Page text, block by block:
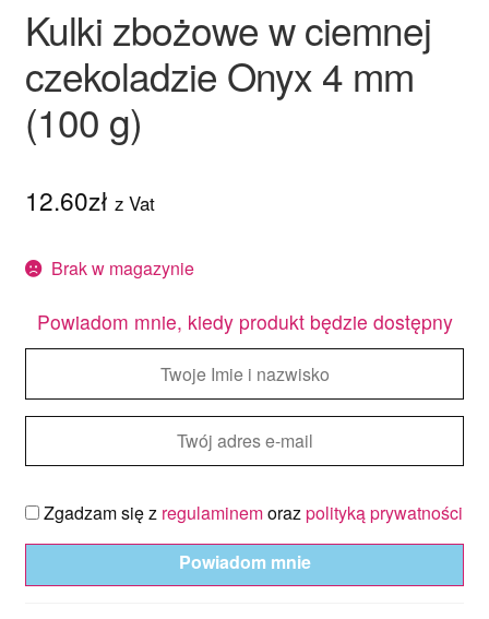
Kulki zbożowe w ciemnej
czekoladzie Onyx 4 mm
(100 g)
12.60zł z Vat
Brak w magazynie
Powiadom mnie, kiedy produkt będzie dostępny
Zgadzam się z regulaminemorazpolityką prywatności
Powiadom mnie